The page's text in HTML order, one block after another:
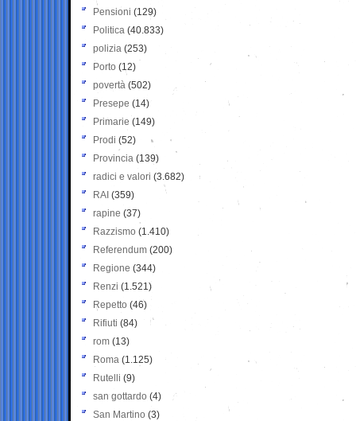
Pensioni (129)
Politica (40.833)
polizia (253)
Porto (12)
povertà (502)
Presepe (14)
Primarie (149)
Prodi (52)
Provincia (139)
radici e valori (3.682)
RAI (359)
rapine (37)
Razzismo (1.410)
Referendum (200)
Regione (344)
Renzi (1.521)
Repetto (46)
Rifiuti (84)
rom (13)
Roma (1.125)
Rutelli (9)
san gottardo (4)
San Martino (3)